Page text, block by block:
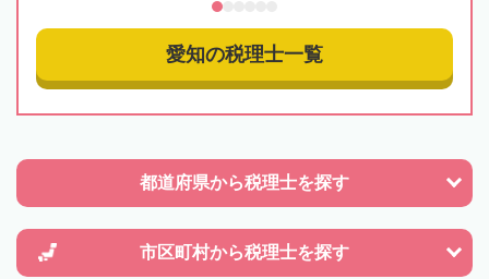
愛知の税理士一覧
都道府県から税理士を探す
市区町村から税理士を探す